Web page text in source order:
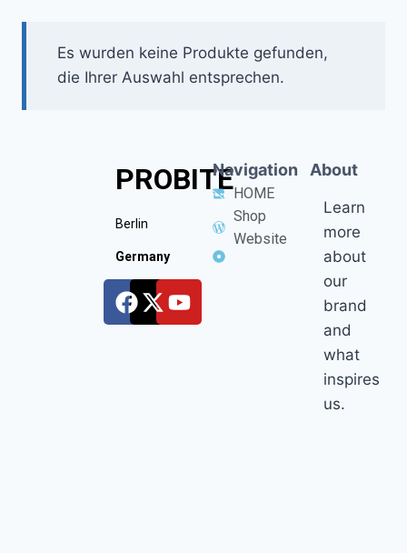
Es wurden keine Produkte gefunden,
die Ihrer Auswahl entsprechen.
PROBITE
Berlin
Germany
Navigation
HOME
Shop
Website
About
Learn
more
about
our
brand
and
what
inspires
us.